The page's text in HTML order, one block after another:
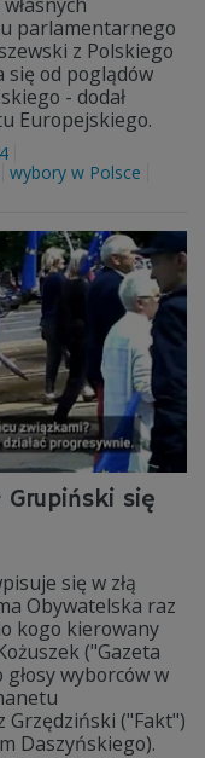
parlamentarnego
z Polskiego
się od poglądów
- dodał
Europejskiego.
wybory w Polsce
Grupiński się
się w złą
Obywatelska raz
kogo kierowany
("Gazeta
wyborców w
Grzędziński ("Fakt")
Daszyńskiego).